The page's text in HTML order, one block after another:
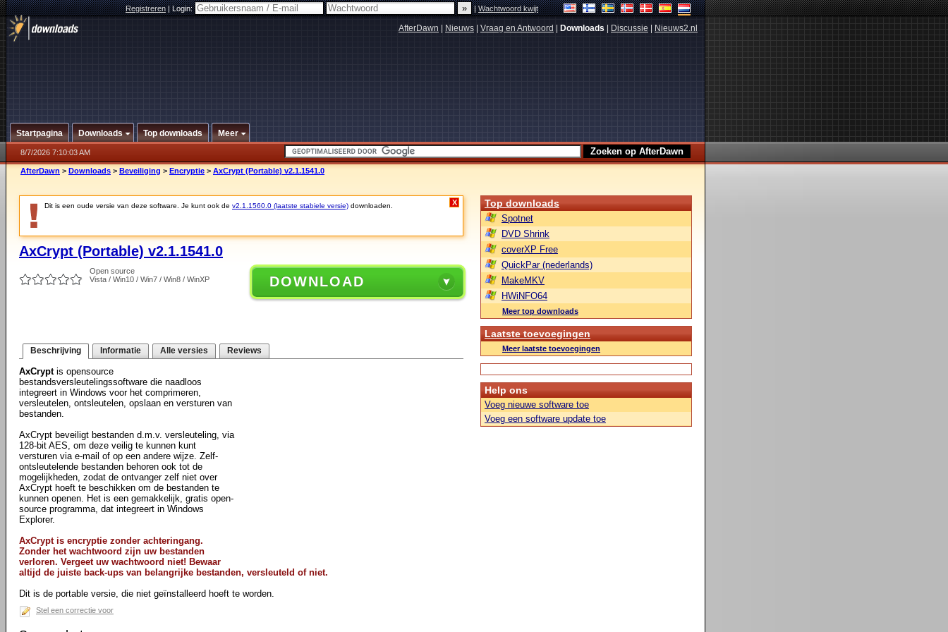
Registreren|Login: |Wachtwoord kwijt
AfterDawn Nieuws Vraag en Antwoord Downloads Discussie Nieuws2.nl
Startpagina Downloads Top downloads Meer
8/7/2026 7:10:03 AM
AfterDawn > Downloads > Beveiliging > Encryptie > AxCrypt (Portable) v2.1.1541.0
Dit is een oude versie van deze software. Je kunt ook de v2.1.1560.0 (laatste stabiele versie) downloaden. X
AxCrypt (Portable) v2.1.1541.0
Open source
Vista / Win10 / Win7 / Win8 / WinXP
DOWNLOAD
Beschrijving Informatie Alle versies Reviews
AxCryptis opensource
bestandsversleutelingssoftware die naadloos
integreert in Windows voor het comprimeren,
versleutelen, ontsleutelen, opslaan en versturen van
bestanden.
AxCrypt beveiligt bestanden d.m.v. versleuteling, via
128-bit AES, om deze veilig te kunnen kunt
versturen via e-mail of op een andere wijze. Zelf-
ontsleutelende bestanden behoren ook tot de
mogelijkheden, zodat de ontvanger zelf niet over
AxCrypt hoeft te beschikken om de bestanden te
kunnen openen. Het is een gemakkelijk, gratis open-
source programma, dat integreert in Windows
Explorer.
AxCrypt is encryptie zonder achteringang.
Zonder het wachtwoord zijn uw bestanden
verloren. Vergeet uw wachtwoord niet! Bewaar
altijd de juiste back-ups van belangrijke bestanden, versleuteld of niet.
Dit is de portable versie, die niet geïnstalleerd hoeft te worden.
Stel een correctie voor
Top downloads
Spotnet
DVD Shrink
coverXP Free
QuickPar (nederlands)
MakeMKV
HWiNFO64
Meer top downloads
Laatste toevoegingen
Meer laatste toevoegingen
Help ons
Voeg nieuwe software toe
Voeg een software update toe